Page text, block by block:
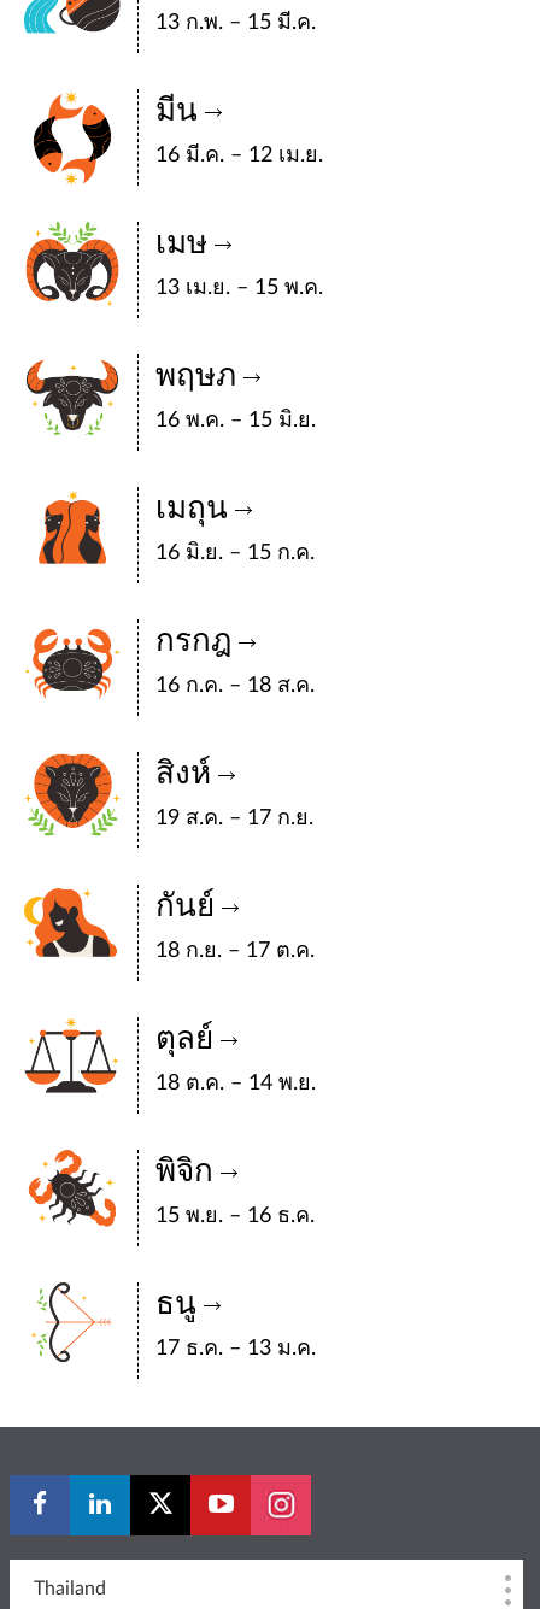
13 ก.พ. – 15 มี.ค.
มีน
16 มี.ค. – 12 เม.ย.
เมษ
13 เม.ย. – 15 พ.ค.
พฤษภ
16 พ.ค. – 15 มิ.ย.
เมถุน
16 มิ.ย. – 15 ก.ค.
กรกฎ
16 ก.ค. – 18 ส.ค.
สิงห์
19 ส.ค. – 17 ก.ย.
กันย์
18 ก.ย. – 17 ต.ค.
ตุลย์
18 ต.ค. – 14 พ.ย.
พิจิก
15 พ.ย. – 16 ธ.ค.
ธนู
17 ธ.ค. – 13 ม.ค.
Thailand